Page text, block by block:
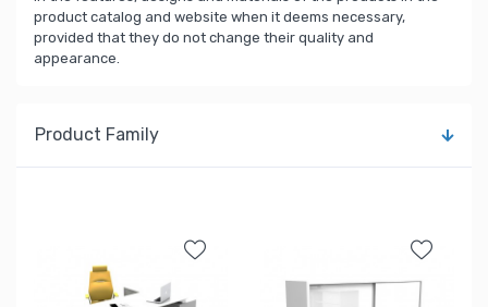
product catalog and website when it deems necessary,
provided that they do not change their quality and
appearance.
Product Family